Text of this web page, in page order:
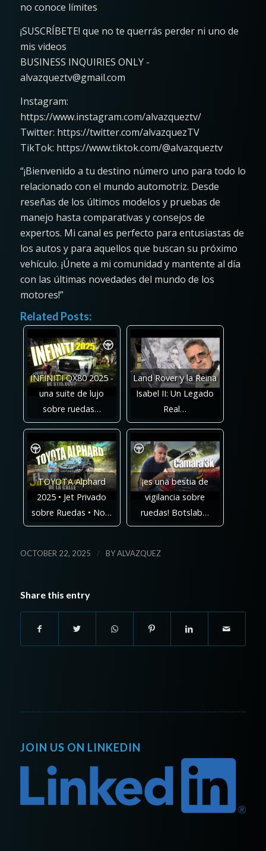
no conoce límites
¡SUSCRÍBETE! que no te querrás perder ni uno de
mis videos
BUSINESS INQUIRIES ONLY -
alvazqueztv@gmail.com
Instagram:
https://www.instagram.com/alvazqueztv/
Twitter: https://twitter.com/alvazquezTV
TikTok: https://www.tiktok.com/@alvazqueztv
“¡Bienvenido a tu destino número uno para todo lo
relacionado con el mundo automotriz. Desde
reseñas de los últimos modelos y pruebas de
manejo hasta comparativas y consejos de
expertos. Mi canal es perfecto para entusiastas de
los autos y para aquellos que buscan su próximo
vehículo. ¡Únete a mi comunidad y mantente al día
con las últimas novedades del mundo de los
motores!”
Related Posts:
INFINITI QX80 2025 -
una suite de lujo
sobre ruedas…
Land Rover y la Reina
Isabel II: Un Legado
Real…
TOYOTA Alphard
2025 • Jet Privado
sobre Ruedas • No…
¡es una bestia de
vigilancia sobre
ruedas! Botslab…
OCTOBER 22, 2025 / BYALVAZQUEZ
Share this entry
JOIN US ON LINKEDIN